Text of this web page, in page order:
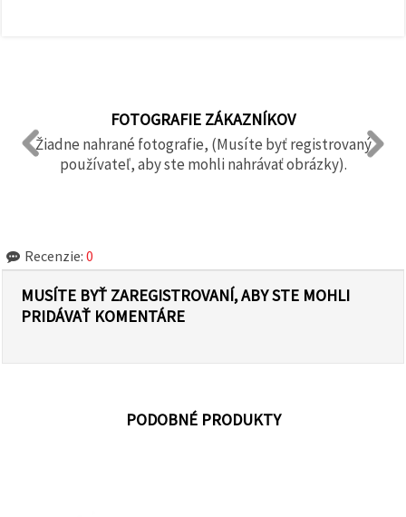
FOTOGRAFIE ZÁKAZNÍKOV
Žiadne nahrané fotografie, (Musíte byť registrovaný
používateľ, aby ste mohli nahrávať obrázky).
Recenzie: 0
MUSÍTE BYŤ ZAREGISTROVANÍ, ABY STE MOHLI
PRIDÁVAŤ KOMENTÁRE
PODOBNÉ PRODUKTY